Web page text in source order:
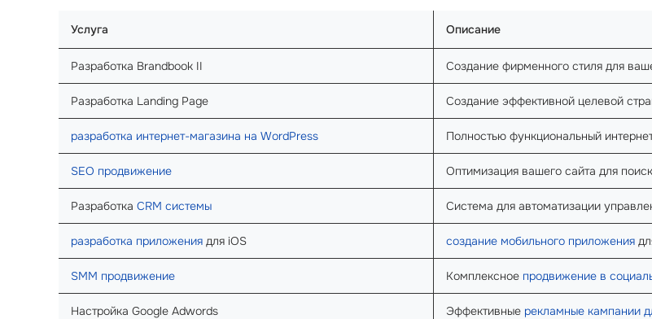
Услуга Описание
Разработка Brandbook II Создание фирменного стиля для
Разработка Landing Page Создание эффективной целевой
разработка интернет-магазина на WordPress Полностью функциональный
SEO продвижение Оптимизация вашего сайта для
Разработка CRM системы Система для автоматизации
разработка приложения для iOS создание мобильного приложения
SMM продвижение Комплексное продвижение в
Настройка Google Adwords Эффективные рекламные кампании